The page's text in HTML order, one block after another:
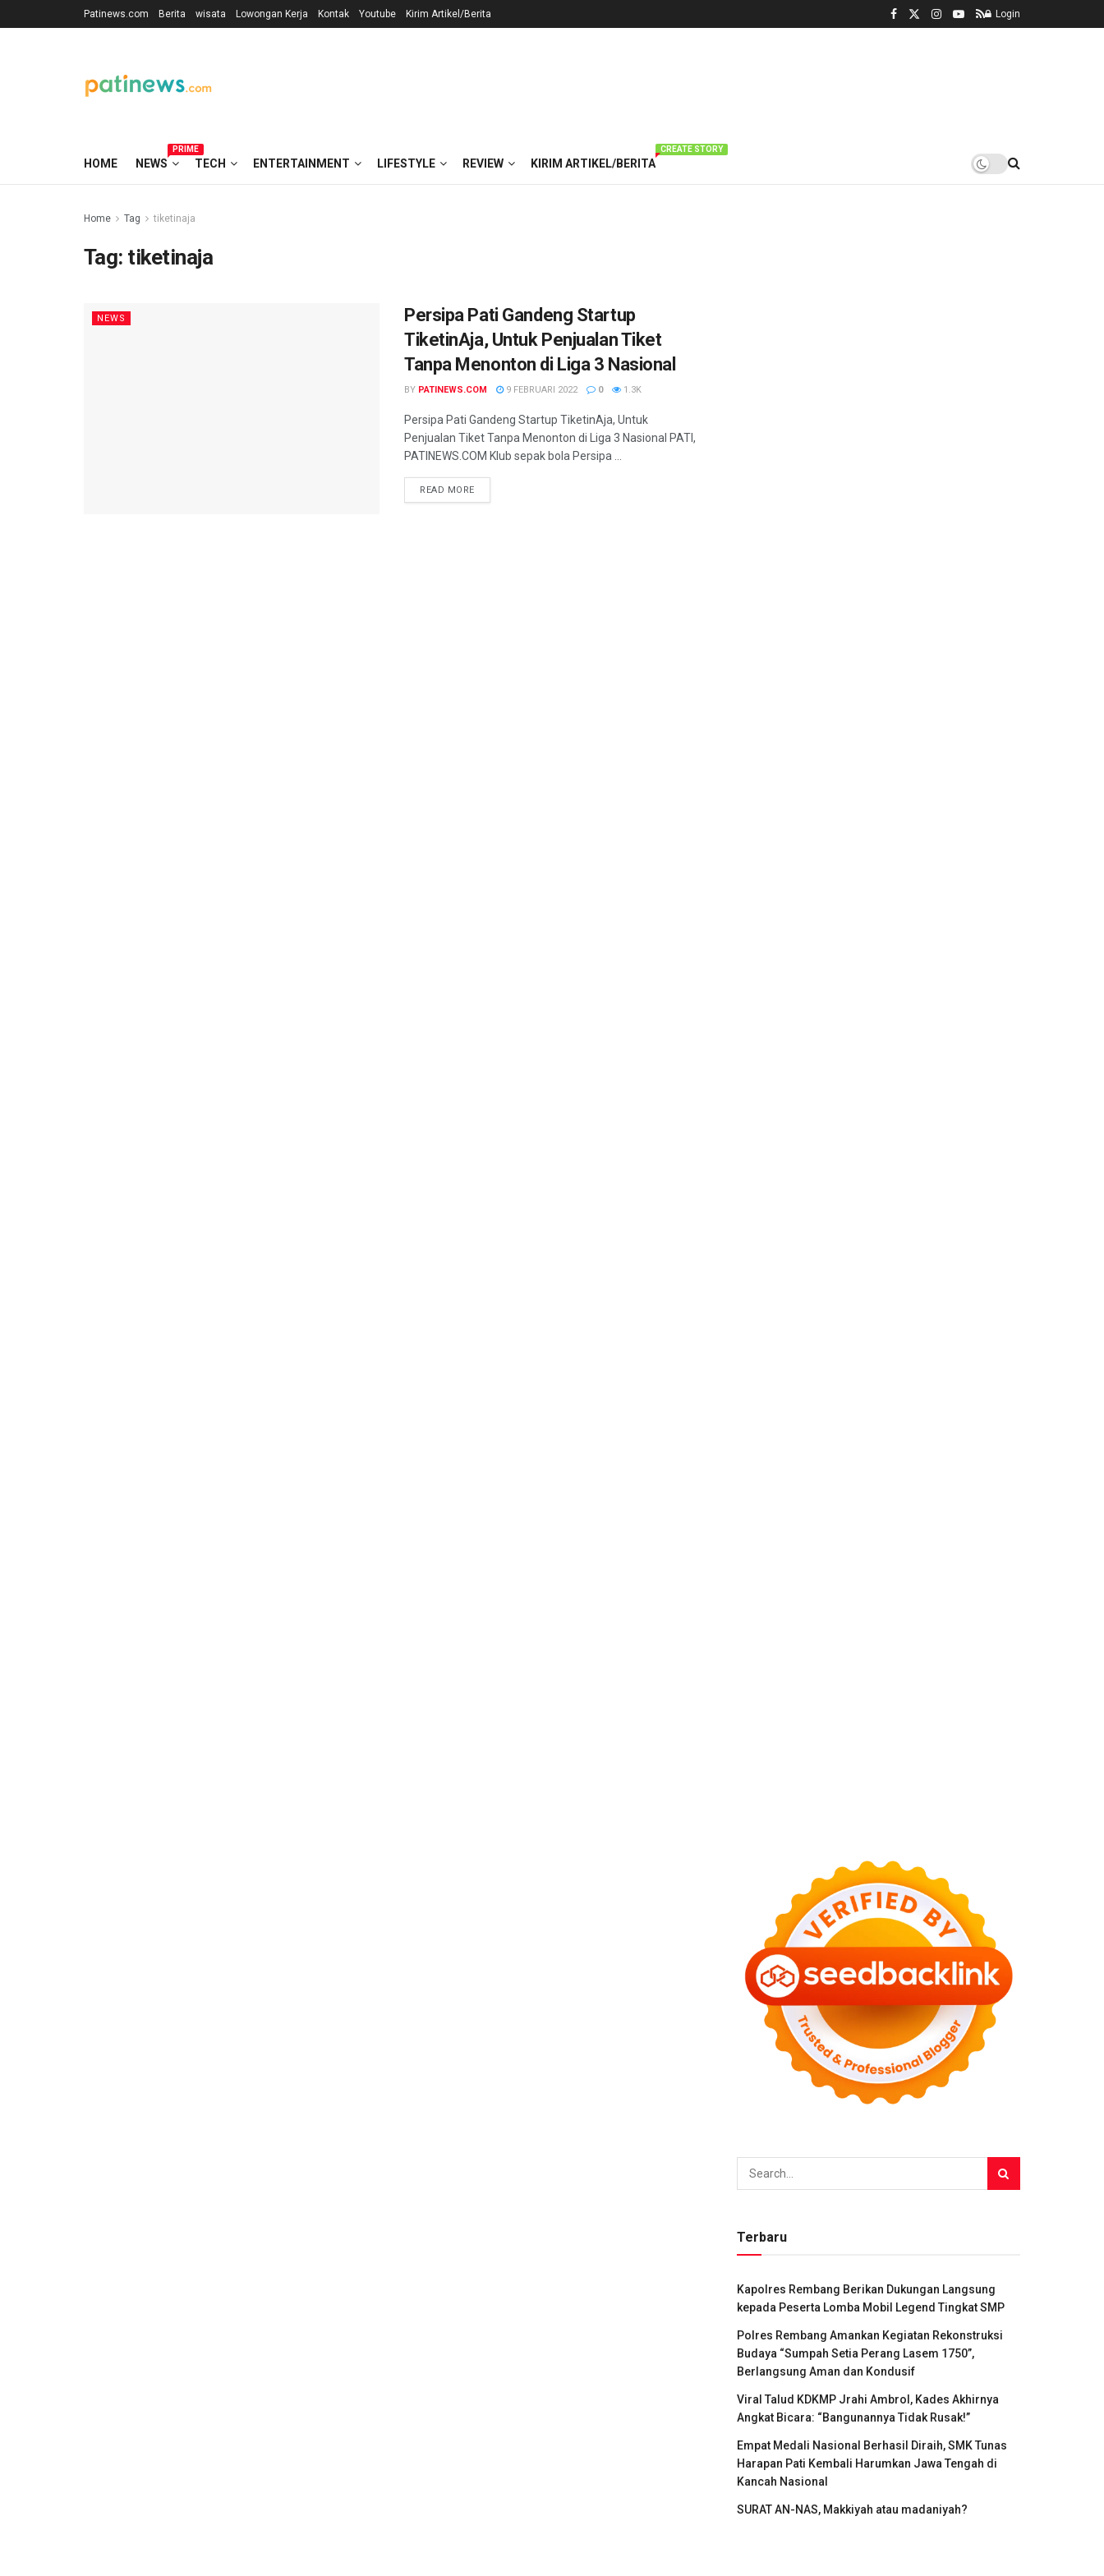
Patinews.com Berita wisata Lowongan Kerja Kontak Youtube Kirim Artikel/Berita Login
HOME NEWS
PRIME
TECH ENTERTAINMENT LIFESTYLE REVIEW KIRIM ARTIKEL/BERITA
CREATE STORY
Home Tag tiketinaja
Tag: tiketinaja
NEWS
Persipa Pati Gandeng Startup
TiketinAja, Untuk Penjualan Tiket
Tanpa Menonton di Liga 3 Nasional
BY PATINEWS.COM 9 FEBRUARI 2022 0 1.3K
Persipa Pati Gandeng Startup TiketinAja, Untuk
Penjualan Tiket Tanpa Menonton di Liga 3 Nasional PATI,
PATINEWS.COM Klub sepak bola Persipa ...
READ MOREDETAILS
Terbaru
Kapolres Rembang Berikan Dukungan Langsung
kepada Peserta Lomba Mobil Legend Tingkat SMP
Polres Rembang Amankan Kegiatan Rekonstruksi
Budaya “Sumpah Setia Perang Lasem 1750”,
Berlangsung Aman dan Kondusif
Viral Talud KDKMP Jrahi Ambrol, Kades Akhirnya
Angkat Bicara: “Bangunannya Tidak Rusak!”
Empat Medali Nasional Berhasil Diraih, SMK Tunas
Harapan Pati Kembali Harumkan Jawa Tengah di
Kancah Nasional
SURAT AN-NAS, Makkiyah atau madaniyah?